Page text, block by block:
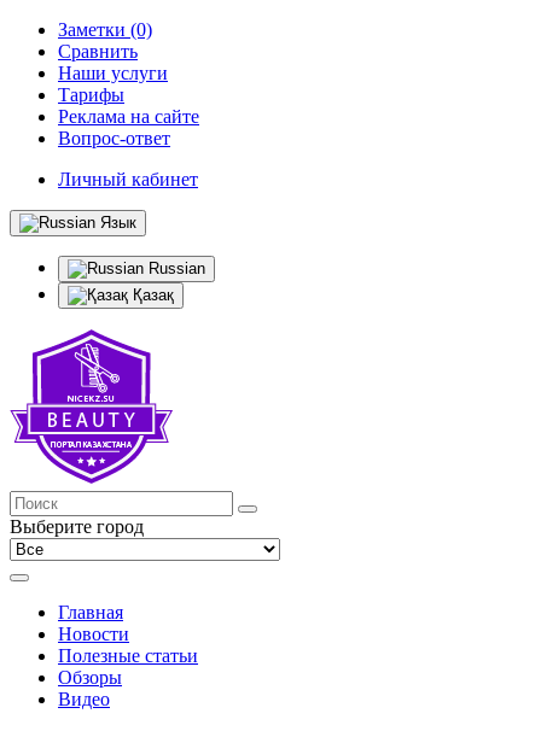
Заметки (0)
Сравнить
Наши услуги
Тарифы
Реклама на сайте
Вопрос-ответ
Личный кабинет
Язык
Russian
Қазақ
Выберите город
Главная
Новости
Полезные статьи
Обзоры
Видео